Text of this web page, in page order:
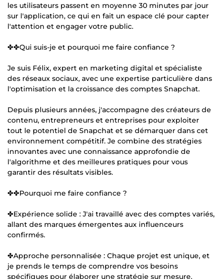
les utilisateurs passent en moyenne 30 minutes par jour
sur l'application, ce qui en fait un espace clé pour capter
l'attention et engager votre public.
✤✤Qui suis-je et pourquoi me faire confiance ?
Je suis Félix, expert en marketing digital et spécialiste
des réseaux sociaux, avec une expertise particulière dans
l'optimisation et la croissance des comptes Snapchat.
Depuis plusieurs années, j'accompagne des créateurs de
contenu, entrepreneurs et entreprises pour exploiter
tout le potentiel de Snapchat et se démarquer dans cet
environnement compétitif. Je combine des stratégies
innovantes avec une connaissance approfondie de
l'algorithme et des meilleures pratiques pour vous
garantir des résultats visibles.
✤✤Pourquoi me faire confiance ?
✤Expérience solide : J'ai travaillé avec des comptes variés,
allant des marques émergentes aux influenceurs
confirmés.
✤Approche personnalisée : Chaque projet est unique, et
je prends le temps de comprendre vos besoins
spécifiques pour élaborer une stratégie sur mesure.